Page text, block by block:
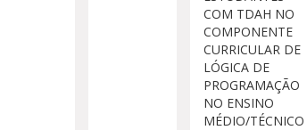
COM TDAH NO
COMPONENTE
CURRICULAR DE
LÓGICA DE
PROGRAMAÇÃO
NO ENSINO
MÉDIO/TÉCNICO